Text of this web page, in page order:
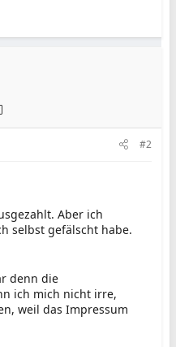
#2
Aber ich
selbst gefälscht habe.
denn die
ich mich nicht irre,
weil das Impressum